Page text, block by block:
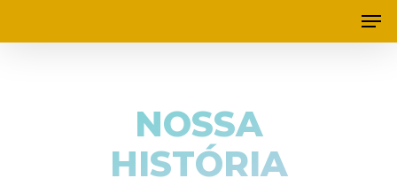
NOSSA
HISTÓRIA